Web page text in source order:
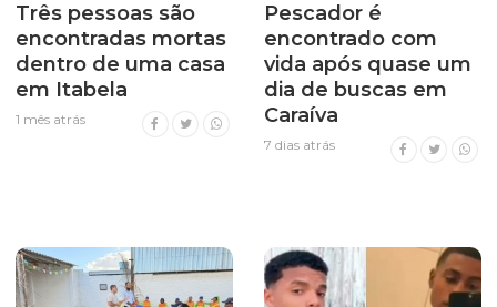
Três pessoas são
encontradas mortas
dentro de uma casa
em Itabela
1 mês atrás
Pescador é
encontrado com
vida após quase um
dia de buscas em
Caraíva
7 dias atrás